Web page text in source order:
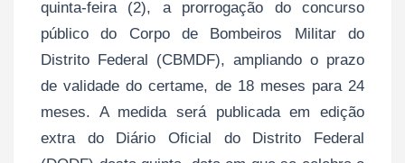
quinta-feira (2), a prorrogação do concurso
público do Corpo de Bombeiros Militar do
Distrito Federal (CBMDF), ampliando o prazo
de validade do certame, de 18 meses para 24
meses. A medida será publicada em edição
extra do Diário Oficial do Distrito Federal